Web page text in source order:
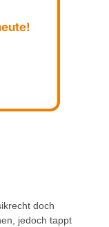
doch
jedoch tappt